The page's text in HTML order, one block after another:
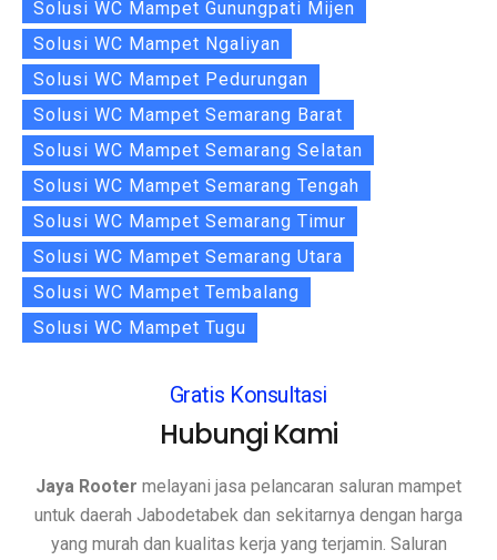
Solusi WC Mampet Gunungpati Mijen
Solusi WC Mampet Ngaliyan
Solusi WC Mampet Pedurungan
Solusi WC Mampet Semarang Barat
Solusi WC Mampet Semarang Selatan
Solusi WC Mampet Semarang Tengah
Solusi WC Mampet Semarang Timur
Solusi WC Mampet Semarang Utara
Solusi WC Mampet Tembalang
Solusi WC Mampet Tugu
Gratis Konsultasi
Hubungi Kami
Jaya Rooter melayani jasa pelancaran saluran mampet
untuk daerah Jabodetabek dan sekitarnya dengan harga
yang murah dan kualitas kerja yang terjamin. Saluran